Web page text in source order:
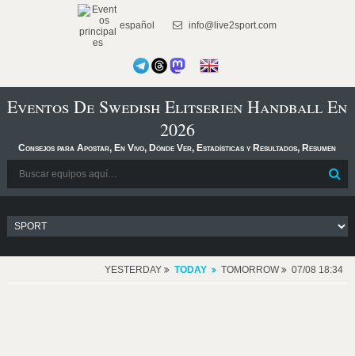
español info@live2sport.com
Eventos De Swedish Elitserien Handball En
2026
Consejos para Apostar, En Vivo, Dónde Ver, Estadísticas y Resultados, Resumen
YESTERDAY TODAY TOMORROW 07/08 18:34